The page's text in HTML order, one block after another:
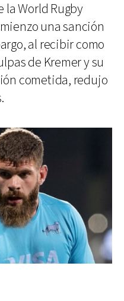
la World Rugby
una sanción
al recibir como
de Kremer y su
cometida, redujo